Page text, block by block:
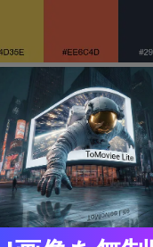
#f4d35e #ee6c4d
い、編集的、自信
誌レイアウトや季節編
た印象で、秋のスト
出しが思い浮かびま
り、黄色とコーラル